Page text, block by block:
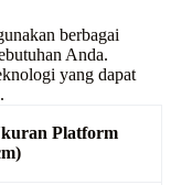
berbagai
Anda.
yang dapat
Platform